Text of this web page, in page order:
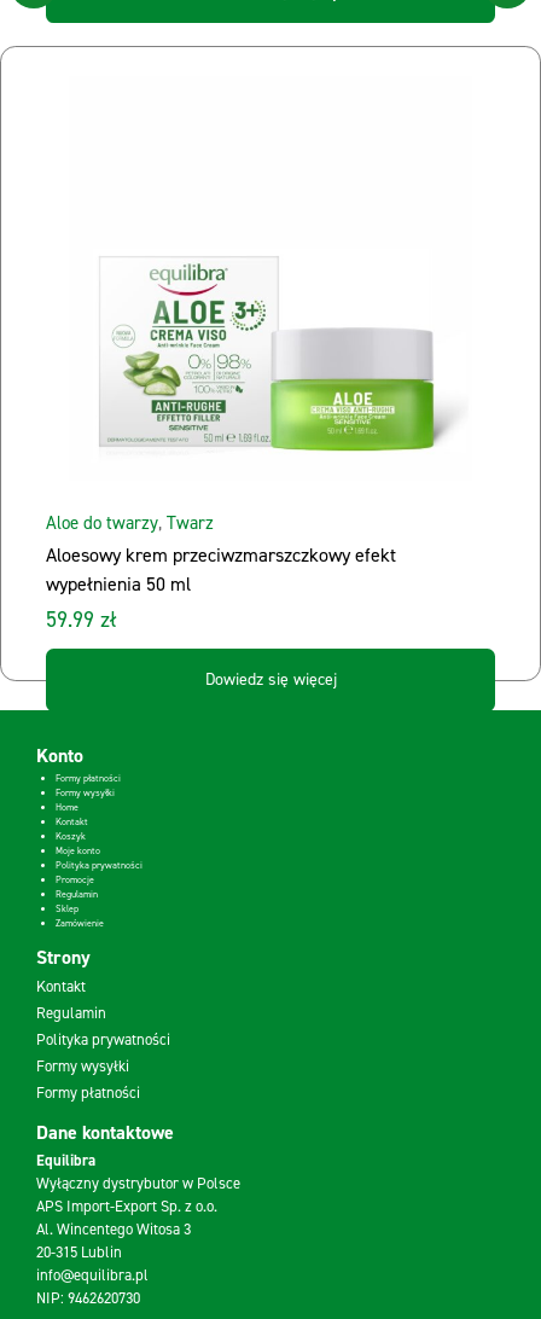
Aloe do twarzy,Twarz
Aloesowy krem przeciwzmarszczkowy efekt
wypełnienia 50 ml
59.99 zł
Dowiedz się więcej
Konto
Formy płatności
Formy wysyłki
Home
Kontakt
Koszyk
Moje konto
Polityka prywatności
Promocje
Regulamin
Sklep
Zamówienie
Strony
Kontakt
Regulamin
Polityka prywatności
Formy wysyłki
Formy płatności
Dane kontaktowe
Equilibra
Wyłączny dystrybutor w Polsce
APS Import-Export Sp. z o.o.
Al. Wincentego Witosa 3
20-315 Lublin
info@equilibra.pl
NIP: 9462620730